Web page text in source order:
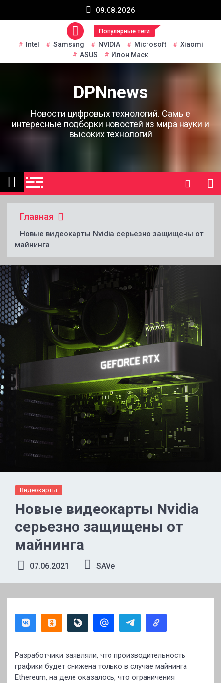
09.08.2026
Популярные теги
Intel Samsung NVIDIA Microsoft
Xiaomi
ASUS
Илон Маск
DPNnews
Новости цифровых технологий. Самые
интересные подборки новостей из мира науки и
высоких технологий
Главная
Новые видеокарты Nvidia серьезно защищены от
майнинга
Видеокарты
Новые видеокарты Nvidia
серьезно защищены от
майнинга
07.06.2021 SAVe
Разработчики заявляли, что производительность
графики будет снижена только в случае майнинга
Ethereum, на деле оказалось, что ограничения